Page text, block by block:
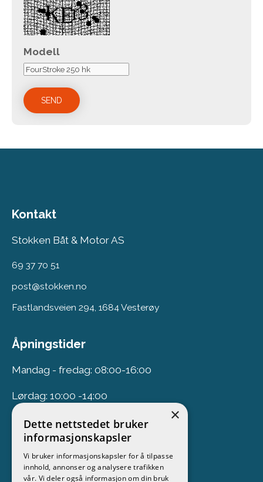
Modell
Kontakt
Stokken Båt & Motor AS
69 37 70 51
post@stokken.no
Fastlandsveien 294, 1684 Vesterøy
Åpningstider
Mandag - fredag: 08:00-16:00
Lørdag: 10:00 -14:00
Nyhetsbrev
Meld deg på vårt nyhetsbrev
×
Dette nettstedet bruker
informasjonskapsler
Vi bruker informasjonskapsler for å tilpasse
innhold, annonser og analysere trafikken
vår. Vi deler også informasjon om din bruk